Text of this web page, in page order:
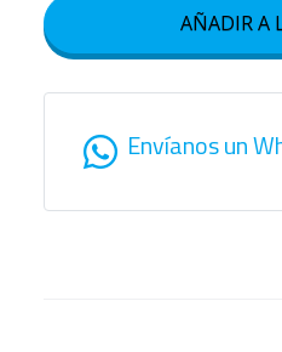
AÑADIR A
Envíanos un